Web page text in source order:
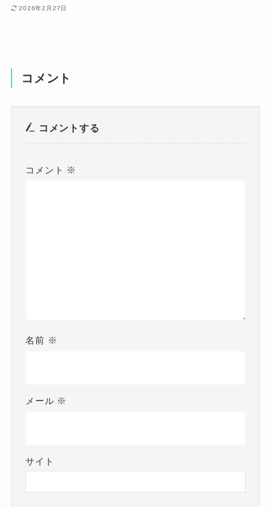
2026年2月27日
コメント
コメントする
コメント ※
名前 ※
メール ※
サイト